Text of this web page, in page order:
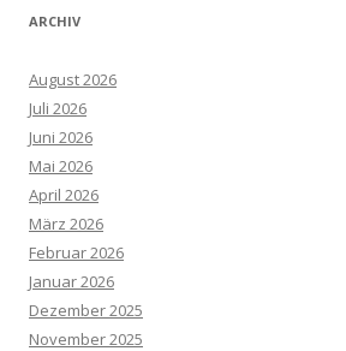
ARCHIV
August 2026
Juli 2026
Juni 2026
Mai 2026
April 2026
März 2026
Februar 2026
Januar 2026
Dezember 2025
November 2025